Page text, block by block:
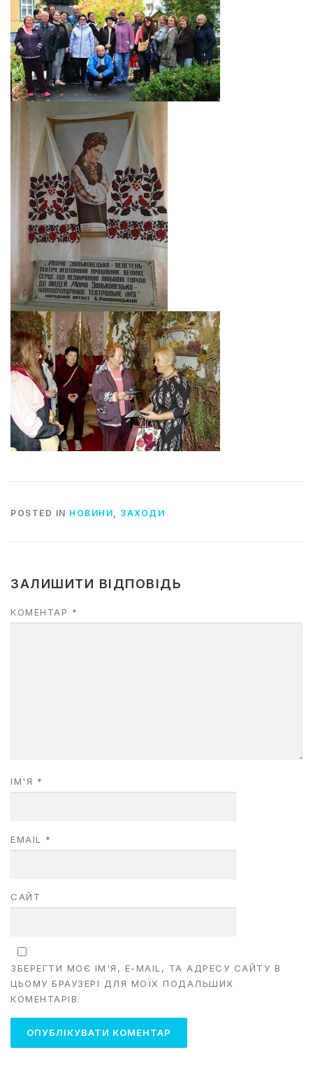
POSTED IN НОВИНИ, ЗАХОДИ
ЗАЛИШИТИ ВІДПОВІДЬ
КОМЕНТАР *
ІМ'Я *
EMAIL *
САЙТ
ЗБЕРЕГТИ МОЄ ІМ'Я, E-MAIL, ТА АДРЕСУ САЙТУ В
ЦЬОМУ БРАУЗЕРІ ДЛЯ МОЇХ ПОДАЛЬШИХ
КОМЕНТАРІВ.